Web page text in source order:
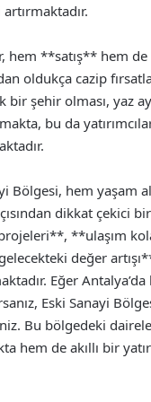
hem **satış** hem
oldukça cazip
bir şehir olması, yaz
bu da
Bölgesi, hem yaşam
dikkat çekici
**ulaşım
değer
Eğer
Eski Sanayi
Bu bölgedeki
hem de akıllı bir